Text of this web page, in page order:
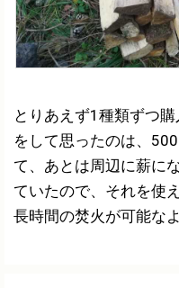
とりあえず1種類ずつ
をして思ったのは、
て、あとは周辺に薪に
ていたので、それを使
長時間の焚火が可能な